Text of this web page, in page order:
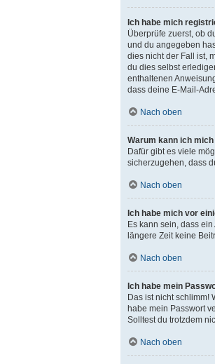
Ich habe mich
Überprüfe zuerst, ob
und du angegeben
dies nicht der Fall ist,
du dies selbst
enthaltenen
dass deine E-Mail-
Nach oben
Warum kann ich
Dafür gibt es viele
sicherzugehen, dass
Nach oben
Ich habe mich vor
Es kann sein, dass
längere Zeit keine
Nach oben
Ich habe mein
Das ist nicht schlimm!
habe mein Passwort
Solltest du trotzdem
Nach oben